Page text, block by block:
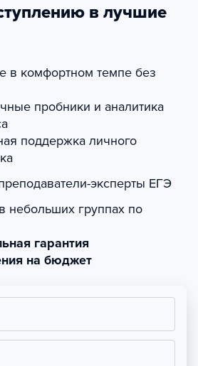
в лучшие
в комфортном темпе без
пробники и аналитика
поддержка личного
эксперты ЕГЭ
небольших группах по
гарантия
на бюджет